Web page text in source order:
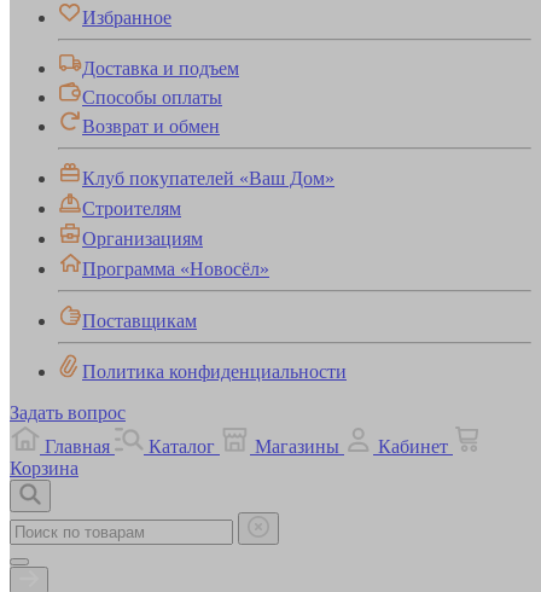
Избранное
Доставка и подъем
Способы оплаты
Возврат и обмен
Клуб покупателей «Ваш Дом»
Строителям
Организациям
Программа «Новосёл»
Поставщикам
Политика конфиденциальности
Задать вопрос
Главная
Каталог Магазины
Кабинет
Корзина